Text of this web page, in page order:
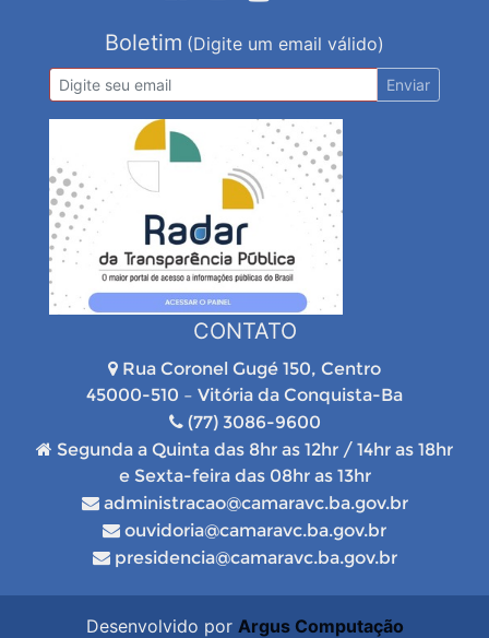
Boletim (Digite um email válido)
Enviar
CONTATO
Rua Coronel Gugé 150, Centro
45000-510 – Vitória da Conquista-Ba
(77) 3086-9600
Segunda a Quinta das 8hr as 12hr / 14hr as 18hr
e Sexta-feira das 08hr as 13hr
administracao@camaravc.ba.gov.br
ouvidoria@camaravc.ba.gov.br
presidencia@camaravc.ba.gov.br
Desenvolvido por Argus Computação